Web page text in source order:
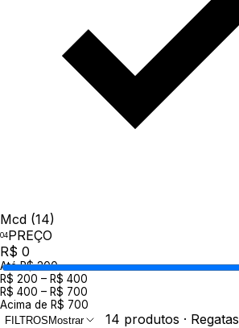
Mcd (14)
PREÇO
R$ 0
Até R$ 200
R$ 200 – R$ 400
R$ 400 – R$ 700
Acima de R$ 700
FILTROS Mostrar 14 produtos · Regatas